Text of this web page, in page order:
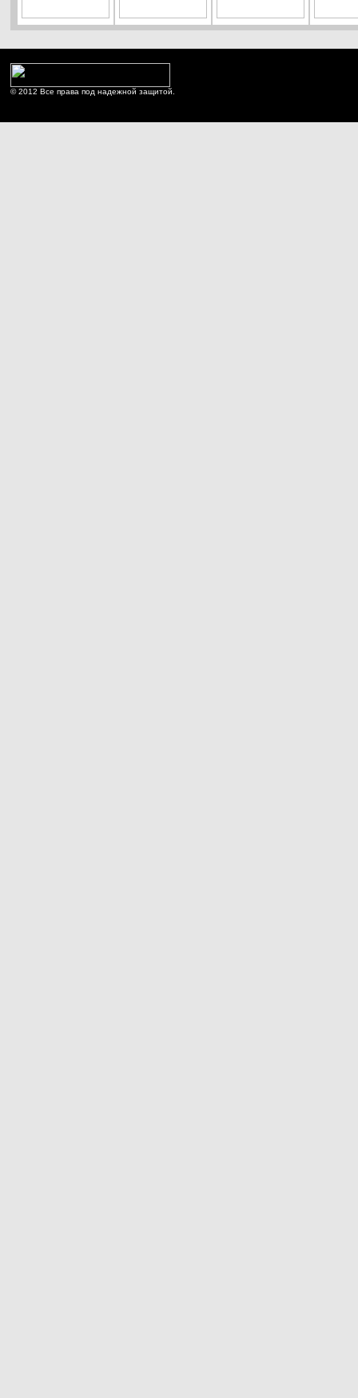
© 2012 Все права под надежной защитой.